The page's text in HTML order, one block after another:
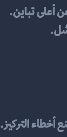
أعلى تباين.
أخطاء التركيز.